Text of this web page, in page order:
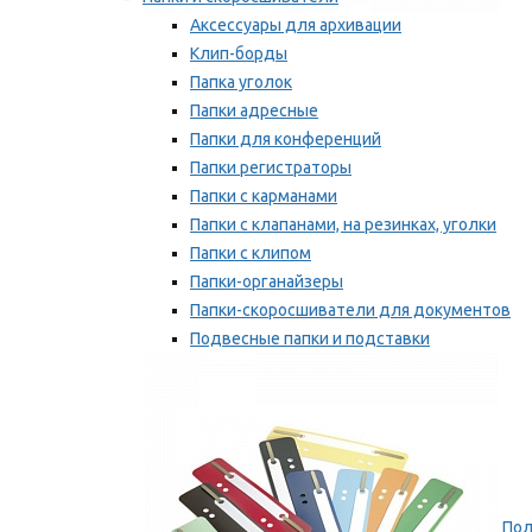
Аксессуары для архивации
Клип-борды
Папка уголок
Папки адресные
Папки для конференций
Папки регистраторы
Папки с карманами
Папки с клапанами, на резинках, уголки
Папки с клипом
Папки-органайзеры
Папки-скоросшиватели для документов
Подвесные папки и подставки